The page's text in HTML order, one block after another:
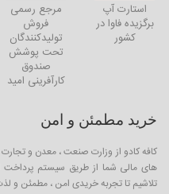
استارت آپ
برگزیده فاوا در
کشور
مرجع رسمی
فروش
تولیدکنندگان
تحت پوشش
صندوق
کارآفرینی امید
خرید مطمئن و امن
کافه کادو از وزارت صنعت ، معدن و
های مالی شما از طریق سیستم پرداخت
تلاشیم تا تجربه خریدی امن ، مطمئن و